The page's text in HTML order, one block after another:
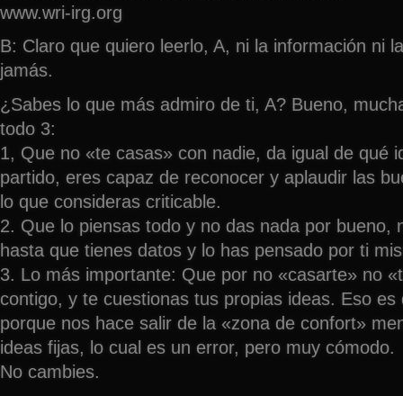
www.wri-irg.org
B: Claro que quiero leerlo, A, ni la información ni
jamás.
¿Sabes lo que más admiro de ti, A? Bueno,
todo 3:
1, Que no «te casas» con nadie, da igual de qué
partido, eres capaz de reconocer y aplaudir las
lo que consideras criticable.
2. Que lo piensas todo y no das nada por bueno,
hasta que tienes datos y lo has pensado por ti
3. Lo más importante: Que por no «casarte» no
contigo, y te cuestionas tus propias ideas. Eso
porque nos hace salir de la «zona de confort»
ideas fijas, lo cual es un error, pero muy cómodo.
No cambies.